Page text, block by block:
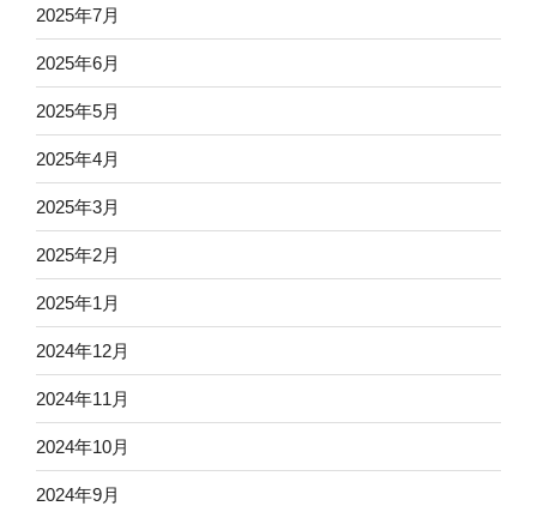
2025年7月
2025年6月
2025年5月
2025年4月
2025年3月
2025年2月
2025年1月
2024年12月
2024年11月
2024年10月
2024年9月